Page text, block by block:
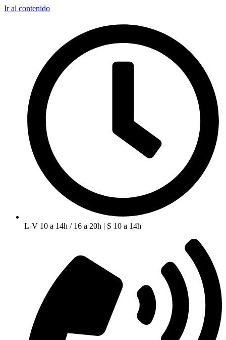
Ir al contenido
L-V 10 a 14h / 16 a 20h | S 10 a 14h